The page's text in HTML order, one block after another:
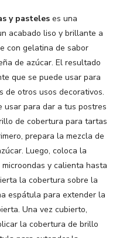
y pasteles es una
acabado liso y brillante a
con gelatina de sabor
de azúcar. El resultado
que se puede usar para
de otros usos decorativos.
usar para dar a tus postres
de cobertura para tartas
prepara la mezcla de
Luego, coloca la
y calienta hasta
la cobertura sobre la
espátula para extender la
Una vez cubierto,
la cobertura de brillo